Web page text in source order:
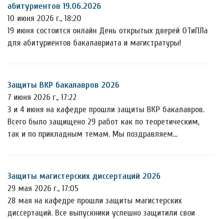
абитуриентов 19.06.2026
10 июня 2026 г., 18:20
19 июня состоится онлайн День открытых дверей ОТиПЛа
для абитуриентов бакалавриата и магистратуры!
Защиты ВКР бакалавров 2026
7 июня 2026 г., 17:22
3 и 4 июня на кафедре прошли защиты ВКР бакалавров.
Всего было защищено 29 работ как по теоретическим,
так и по прикладным темам. Мы поздравляем…
Защиты магистерских диссертаций 2026
29 мая 2026 г., 17:05
28 мая на кафедре прошли защиты магистерских
диссертаций. Все выпускники успешно защитили свои